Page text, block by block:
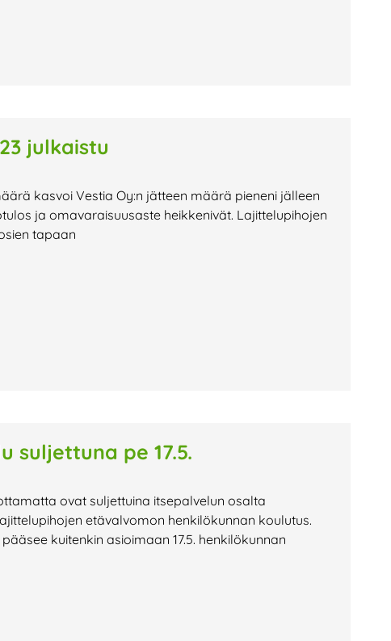
julkaistu
kasvoi Vestia Oy:n jätteen määrä pieneni jälleen
ja omavaraisuusaste heikkenivät. Lajittelupihojen
tapaan
suljettuna pe 17.5.
ovat suljettuina itsepalvelun osalta
etävalvomon henkilökunnan koulutus.
kuitenkin asioimaan 17.5. henkilökunnan